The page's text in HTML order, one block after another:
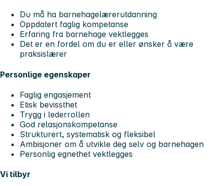
Du må ha barnehagelærerutdanning
Oppdatert faglig kompetanse
Erfaring fra barnehage vektlegges
Det er en fordel om du er eller ønsker å være
praksislærer
Personlige egenskaper
Faglig engasjement
Etisk bevissthet
Trygg i lederrollen
God relasjonskompetanse
Strukturert, systematisk og fleksibel
Ambisjoner om å utvikle deg selv og barnehagen
Personlig egnethet vektlegges
Vi tilbyr